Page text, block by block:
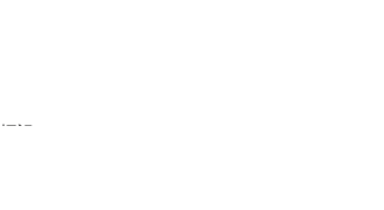
標記：